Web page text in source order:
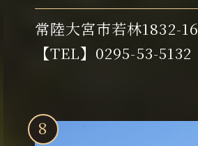
常陸大宮市若林1832-16
【TEL】0295-53-5132